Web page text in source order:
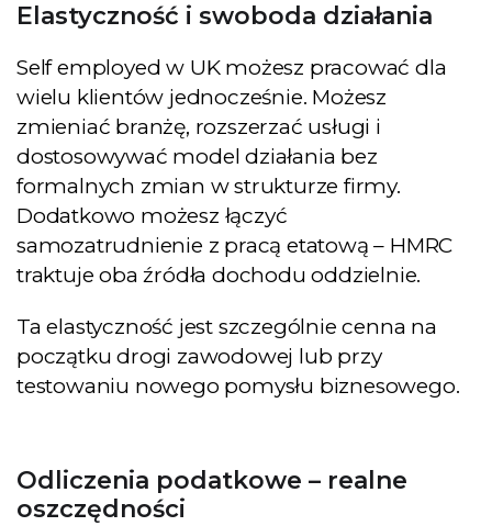
Elastyczność i swoboda działania
Self employed w UK możesz pracować dla
wielu klientów jednocześnie. Możesz
zmieniać branżę, rozszerzać usługi i
dostosowywać model działania bez
formalnych zmian w strukturze firmy.
Dodatkowo możesz łączyć
samozatrudnienie z pracą etatową – HMRC
traktuje oba źródła dochodu oddzielnie.
Ta elastyczność jest szczególnie cenna na
początku drogi zawodowej lub przy
testowaniu nowego pomysłu biznesowego.
Odliczenia podatkowe – realne
oszczędności